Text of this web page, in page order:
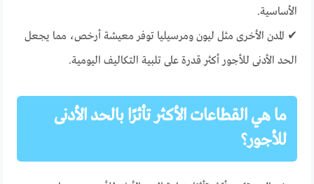
الأساسية.
✔ المدن الأخرى مثل ليون ومرسيليا توفر معيشة أرخص، مما يجعل
الحد الأدنى للأجور أكثر قدرة على تلبية التكاليف اليومية.
ما هي القطاعات الأكثر تأثرًا بالحد الأدنى
للأجور؟